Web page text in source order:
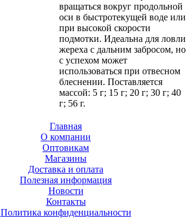
вращаться вокруг продольной
оси в быстротекущей воде или
при высокой скорости
подмотки. Идеальна для ловли
жереха с дальним забросом, но
с успехом может
использоваться при отвесном
блеснении. Поставляется
массой: 5 г; 15 г; 20 г; 30 г; 40
г; 56 г.
Главная
О компании
Оптовикам
Магазины
Доставка и оплата
Полезная информация
Новости
Контакты
Политика конфиденциальности